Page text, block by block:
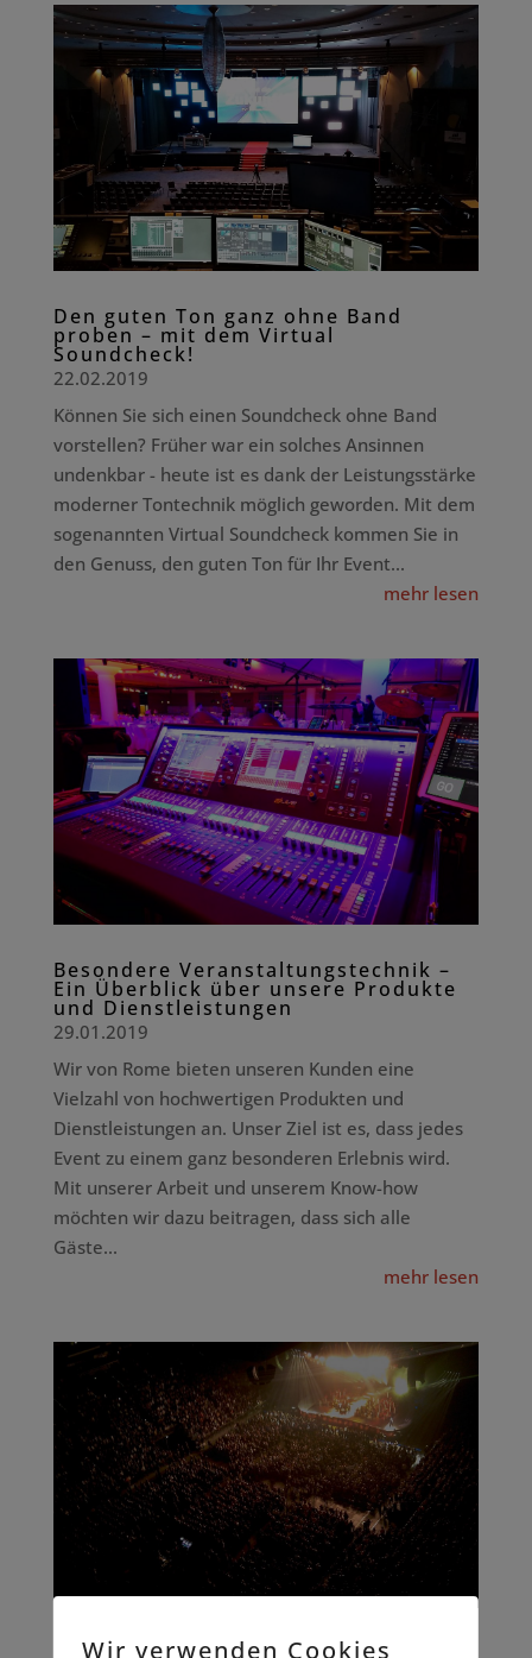
Den guten Ton ganz ohne Band
proben – mit dem Virtual
Soundcheck!
22.02.2019
Können Sie sich einen Soundcheck ohne Band
vorstellen? Früher war ein solches Ansinnen
undenkbar - heute ist es dank der Leistungsstärke
moderner Tontechnik möglich geworden. Mit dem
sogenannten Virtual Soundcheck kommen Sie in
den Genuss, den guten Ton für Ihr Event...
mehr lesen
Besondere Veranstaltungstechnik –
Ein Überblick über unsere Produkte
und Dienstleistungen
29.01.2019
Wir von Rome bieten unseren Kunden eine
Vielzahl von hochwertigen Produkten und
Dienstleistungen an. Unser Ziel ist es, dass jedes
Event zu einem ganz besonderen Erlebnis wird.
Mit unserer Arbeit und unserem Know-how
möchten wir dazu beitragen, dass sich alle
Gäste...
mehr lesen
Wir verwenden Cookies